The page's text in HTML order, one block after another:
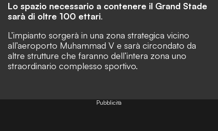
Lo spazio necessario a contenere il Grand Stade
sarà di oltre 100 ettari.
L’impianto sorgerà in una zona strategica vicino
all’aeroporto Muhammad V e sarà circondato da
altre strutture che faranno dell’intera zona uno
straordinario complesso sportivo.
Pubblicità